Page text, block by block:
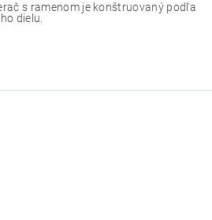
s ramenom je konštruovaný podľa
dielu.